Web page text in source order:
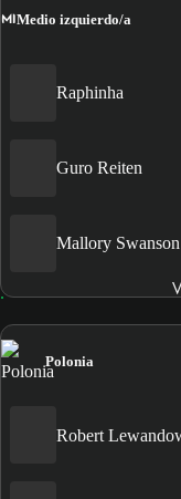
MIMedio izquierdo/a
Raphinha
Guro Reiten
Mallory Swanson
Polonia
Robert